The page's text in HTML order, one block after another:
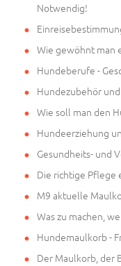
Notwendig!
Wie gewöhnt man
Hundeberufe -
Hundezubehör
Wie soll man den
Hundeerziehung
Gesundheits- und
Die richtige Pflege
M9 aktuelle
Was zu machen,
Hundemaulkorb -
Der Maulkorb, der